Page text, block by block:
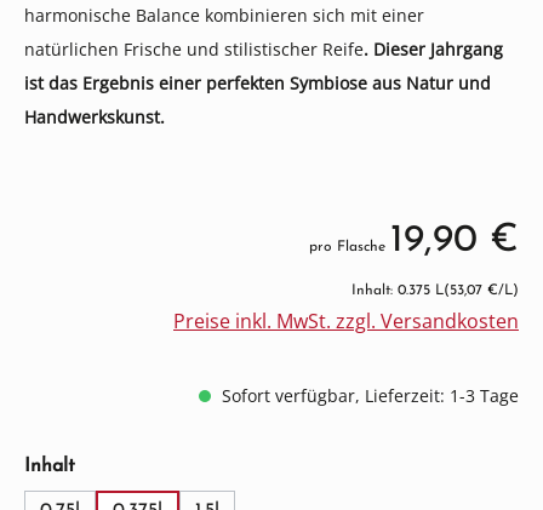
harmonische Balance kombinieren sich mit einer
natürlichen Frische und stilistischer Reife. Dieser Jahrgang
ist das Ergebnis einer perfekten Symbiose aus Natur und
Handwerkskunst.
pro Flasche 19,90 €
Inhalt: 0.375 L(53,07 €/L)
Preise inkl. MwSt. zzgl. Versandkosten
Sofort verfügbar, Lieferzeit: 1-3 Tage
Inhaltauswählen